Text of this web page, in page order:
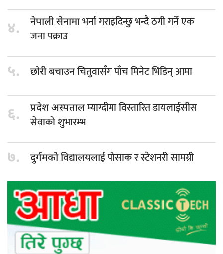
४. नेपाली सेनामाभर्ना गराइदिन्छु भन्दै ठगी गर्ने एक
जना पक्राउ
५. छोरी बचाउनचितुवासँग पाँच मिनेट भिडिन् आमा
६. प्रदेश अस्पतालम्याग्दीमा विस्तारित डायलाईसीस
सेवाको शुभारम्भ
७. दुर्गमको विद्यालयलाईपोसाक र स्टेशनरी सामग्री